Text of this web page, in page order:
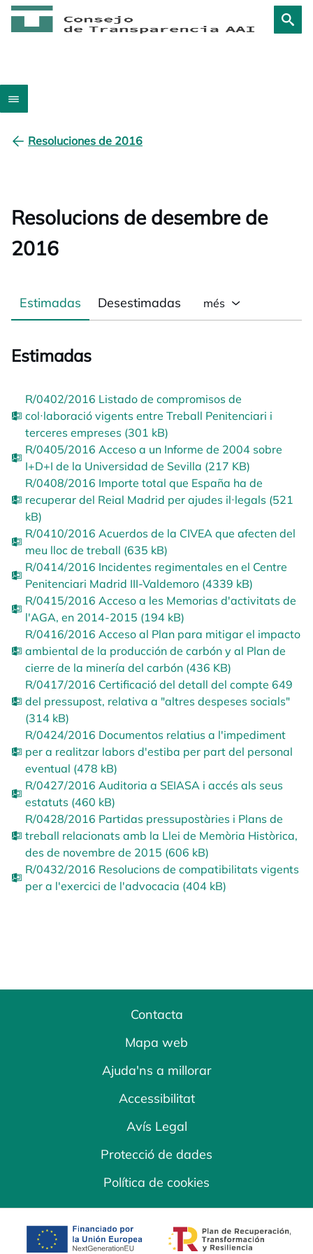
Resoluciones de 2016
Resolucions de desembre de
2016
Estimadas Desestimadas més
Estimadas
R/0402/2016 Listado de compromisos de
col·laboració vigents entre Treball Penitenciari i
terceres empreses (301 kB)
R/0405/2016 Acceso a un Informe de 2004 sobre
I+D+I de la Universidad de Sevilla (217 KB)
R/0408/2016 Importe total que España ha de
recuperar del Reial Madrid per ajudes il·legals (521
kB)
R/0410/2016 Acuerdos de la CIVEA que afecten del
meu lloc de treball (635 kB)
R/0414/2016 Incidentes regimentales en el Centre
Penitenciari Madrid III-Valdemoro (4339 kB)
R/0415/2016 Acceso a les Memorias d'activitats de
l'AGA, en 2014-2015 (194 kB)
R/0416/2016 Acceso al Plan para mitigar el impacto
ambiental de la producción de carbón y al Plan de
cierre de la minería del carbón (436 KB)
R/0417/2016 Certificació del detall del compte 649
del pressupost, relativa a "altres despeses socials"
(314 kB)
R/0424/2016 Documentos relatius a l'impediment
per a realitzar labors d'estiba per part del personal
eventual (478 kB)
R/0427/2016 Auditoria a SEIASA i accés als seus
estatuts (460 kB)
R/0428/2016 Partidas pressupostàries i Plans de
treball relacionats amb la Llei de Memòria Històrica,
des de novembre de 2015 (606 kB)
R/0432/2016 Resolucions de compatibilitats vigents
per a l'exercici de l'advocacia (404 kB)
Contacta
Mapa web
Ajuda'ns a millorar
Accessibilitat
Avís Legal
Protecció de dades
Política de cookies
opens in a new tab opens in a new